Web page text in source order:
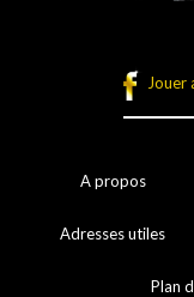
Jouer
A propos
Adresses utiles
Plan